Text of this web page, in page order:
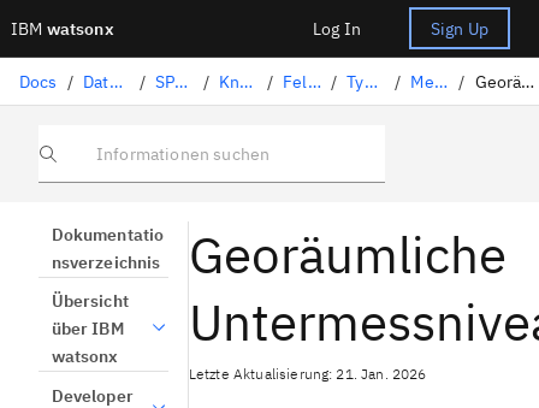
IBM watsonx Log In Sign Up
Docs / Data-Science-Lösungen / SPSS Modeler / Knotenpalette / Feldfunktionen / Typknoten / Messniveaus / Georäumliche Untermessniveaus
Informationen suchen
Dokumentatio
nsverzeichnis
Übersicht
über IBM
watsonx
Developer
Georäumliche
Letzte Aktualisierung: 21. Jan. 2026